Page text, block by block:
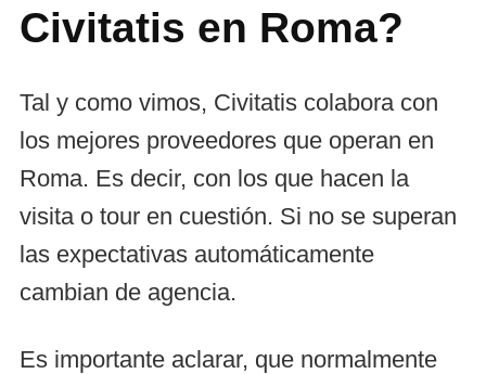
Civitatis en Roma?
Tal y como vimos, Civitatis colabora con
los mejores proveedores que operan en
Roma. Es decir, con los que hacen la
visita o tour en cuestión. Si no se superan
las expectativas automáticamente
cambian de agencia.
Es importante aclarar, que normalmente